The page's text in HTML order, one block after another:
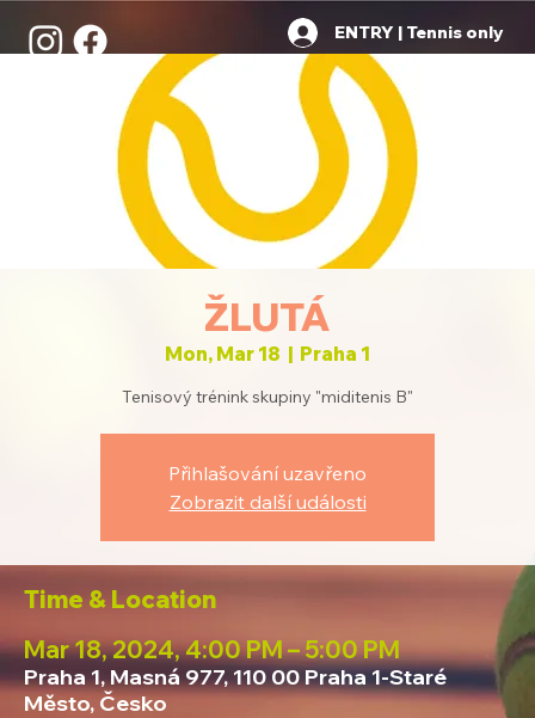
ENTRY | Tennis only
ŽLUTÁ
Mon, Mar 18
  |
Praha 1
Tenisový trénink skupiny "miditenis B"
Přihlašování uzavřeno
Zobrazit další události
Time & Location
Mar 18, 2024, 4:00 PM – 5:00 PM
Praha 1, Masná 977, 110 00 Praha 1-Staré
Město, Česko